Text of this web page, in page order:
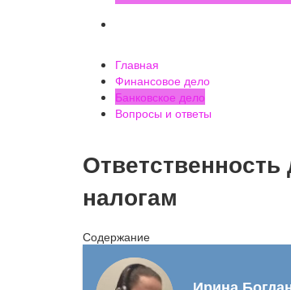
Главная
Финансовое дело
Банковское дело
Вопросы и ответы
Ответственность
налогам
Содержание